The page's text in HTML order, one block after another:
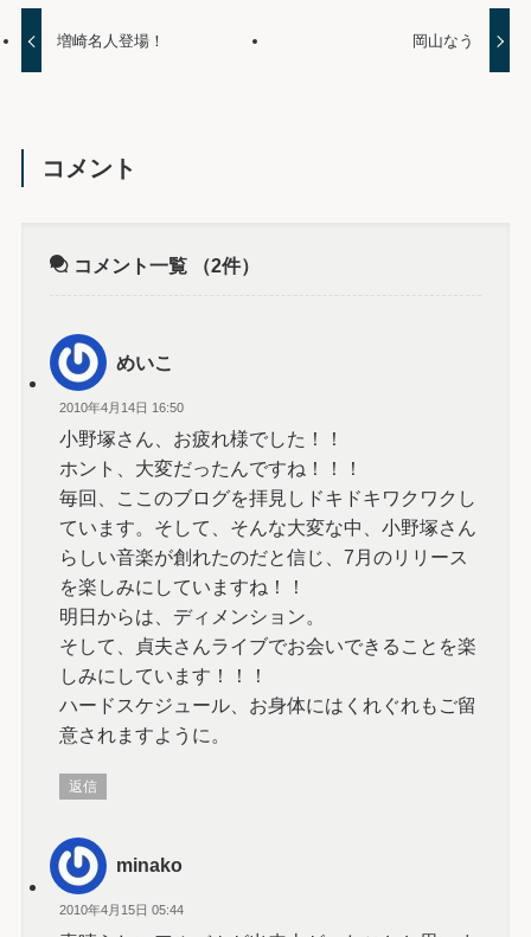
増崎名人登場！ 岡山なう
コメント
コメント一覧 （2件）
めいこ
2010年4月14日 16:50
小野塚さん、お疲れ様でした！！
ホント、大変だったんですね！！！
毎回、ここのブログを拝見しドキドキワクワクし
ています。そして、そんな大変な中、小野塚さん
らしい音楽が創れたのだと信じ、7月のリリース
を楽しみにしていますね！！
明日からは、ディメンション。
そして、貞夫さんライブでお会いできることを楽
しみにしています！！！
ハードスケジュール、お身体にはくれぐれもご留
意されますように。
返信
minako
2010年4月15日 05:44